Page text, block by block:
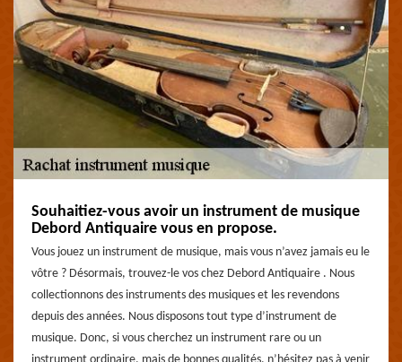
Souhaitiez-vous avoir un instrument de musique
Debord Antiquaire vous en propose.
Vous jouez un instrument de musique, mais vous n’avez jamais eu le
vôtre ? Désormais, trouvez-le vos chez Debord Antiquaire . Nous
collectionnons des instruments des musiques et les revendons
depuis des années. Nous disposons tout type d’instrument de
musique. Donc, si vous cherchez un instrument rare ou un